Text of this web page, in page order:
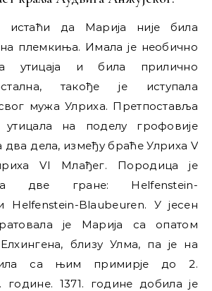
истаћи да Марија није била
племкиња. Имала је необично
утицаја и била прилично
такође је иступала
мужа Улриха. Претпоставља
на поделу грофовије
два дела, између браће Улриха V
VI Млађег. Породица је
две гране: Helfenstein-
Helfenstein-Blaubeuren. У јесен
је Марија са опатом
близу Улма, па је на
са њим примирје до 2.
године. 1371. године добила је